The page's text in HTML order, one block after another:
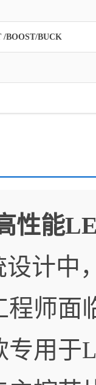
/BOOST/BUCK
性能
计中
师面
专用于